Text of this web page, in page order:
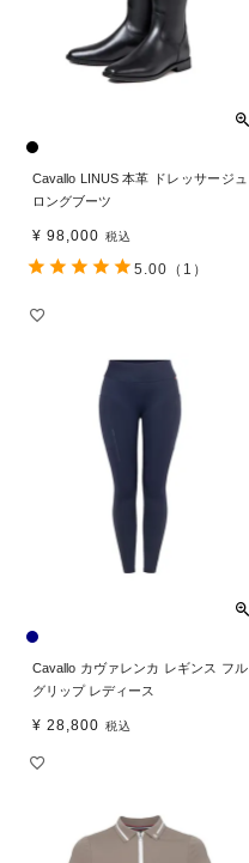
Cavallo LINUS 本革 ドレッサージュ
ロングブーツ
¥ 98,000 税込
5.00 （1）
Cavallo カヴァレンカ レギンス フル
グリップ レディース
¥ 28,800 税込